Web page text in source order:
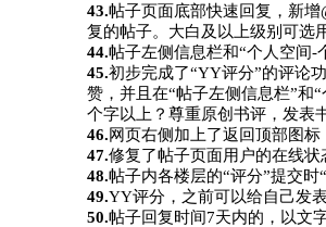
43.帖子页面底部快速回复，新
复的帖子。大白及以上级别可选
44.帖子左侧信息栏和“个人空间-
45.初步完成了“YY评分”的评论
赞，并且在“帖子左侧信息栏”和
个字以上？尊重原创书评，发表
46.网页右侧加上了返回顶部图
47.修复了帖子页面用户的在线状
48.帖子内各楼层的“评分”提交
49.YY评分，之前可以给自己发
50.帖子回复时间7天内的，以文